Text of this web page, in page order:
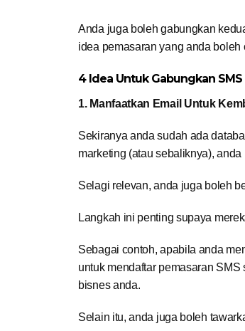
Anda juga boleh gabungkan
idea pemasaran yang anda boleh
4 Idea Untuk Gabungkan
1. Manfaatkan Email Untuk
Sekiranya anda sudah ada
marketing (atau sebaliknya),
Selagi relevan, anda juga boleh
Langkah ini penting supaya
Sebagai contoh, apabila anda
untuk mendaftar pemasaran
bisnes anda.
Selain itu, anda juga boleh